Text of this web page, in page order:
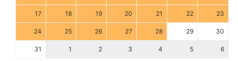
17 18 19 20 21 22 23
24 25 26 27 28 29 30
31 1 2 3 4 5 6